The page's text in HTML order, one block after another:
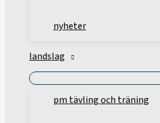
nyheter
landslag
pm tävling och träning